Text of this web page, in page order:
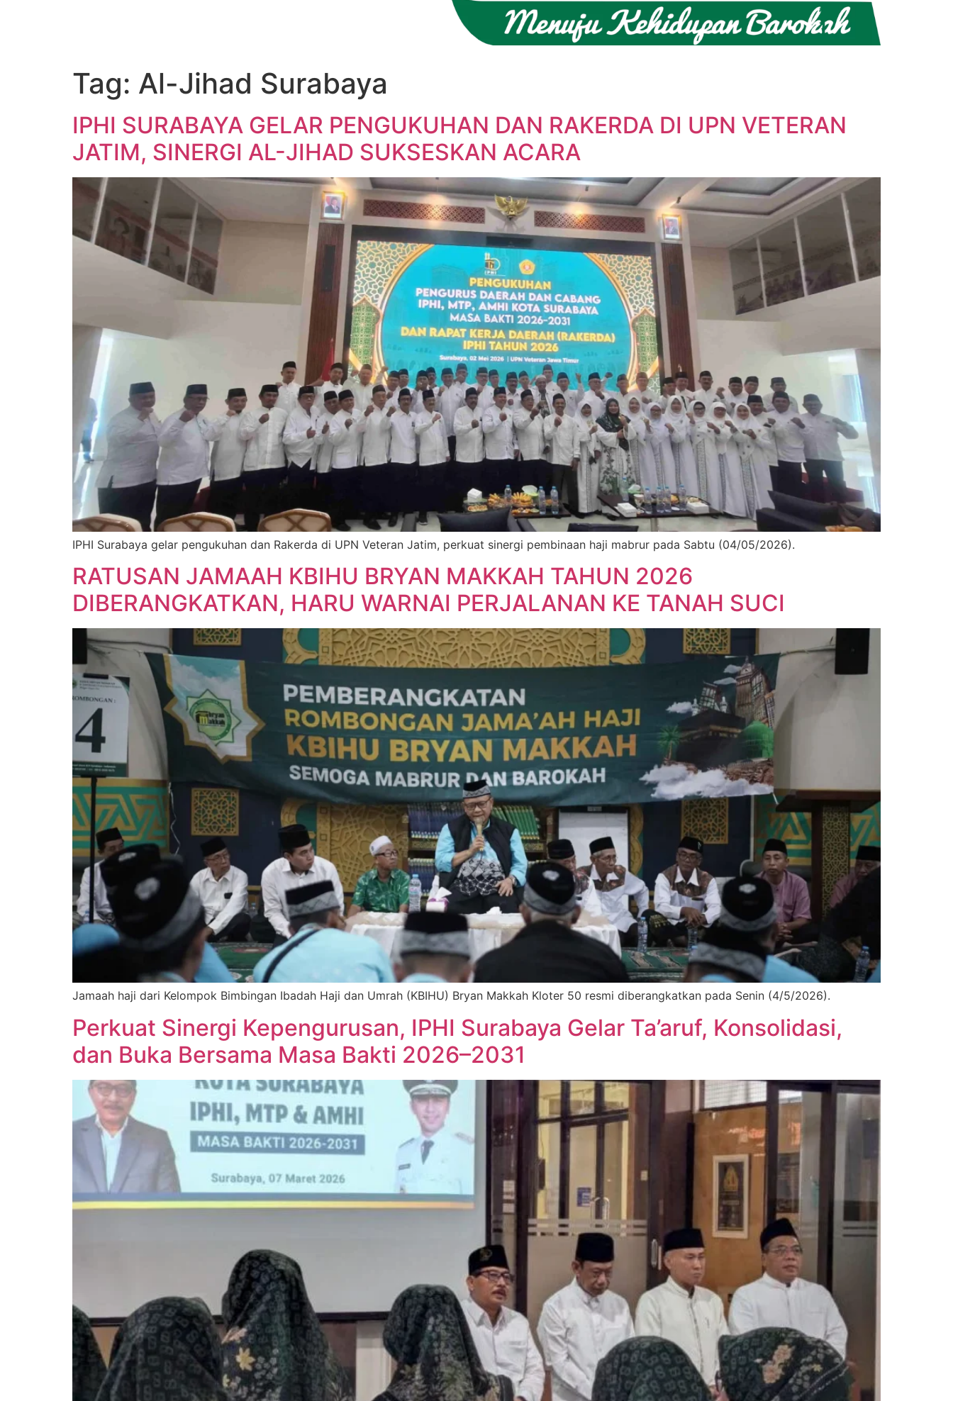
Tag: Al-Jihad Surabaya
IPHI SURABAYA GELAR PENGUKUHAN DAN RAKERDA DI UPN VETERAN
JATIM, SINERGI AL-JIHAD SUKSESKAN ACARA
IPHI Surabaya gelar pengukuhan dan Rakerda di UPN Veteran Jatim, perkuat sinergi pembinaan haji mabrur pada Sabtu (04/05/2026).
RATUSAN JAMAAH KBIHU BRYAN MAKKAH TAHUN 2026
DIBERANGKATKAN, HARU WARNAI PERJALANAN KE TANAH SUCI
Jamaah haji dari Kelompok Bimbingan Ibadah Haji dan Umrah (KBIHU) Bryan Makkah Kloter 50 resmi diberangkatkan pada Senin (4/5/2026).
Perkuat Sinergi Kepengurusan, IPHI Surabaya Gelar Ta’aruf, Konsolidasi,
dan Buka Bersama Masa Bakti 2026–2031